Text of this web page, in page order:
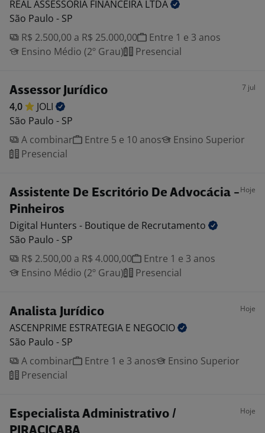
REAL ASSESSORIA FINANCEIRA LTDA
São Paulo - SP
R$ 2.500,00 a R$ 25.000,00
Entre 1 e 3 anos
Ensino Médio (2º Grau)
Presencial
Assessor Jurídico 7 jul
4,0
JOLI
São Paulo - SP
A combinar
Entre 5 e 10 anos
Ensino Superior
Presencial
Assistente De Escritório De Advocácia -
Pinheiros
Hoje
Digital Hunters - Boutique de Recrutamento
São Paulo - SP
R$ 2.500,00 a R$ 4.000,00
Entre 1 e 3 anos
Ensino Médio (2º Grau)
Presencial
Analista Jurídico Hoje
ASCENPRIME ESTRATEGIA E NEGOCIO
São Paulo - SP
A combinar
Entre 1 e 3 anos
Ensino Superior
Presencial
Especialista Administrativo /
Hoje